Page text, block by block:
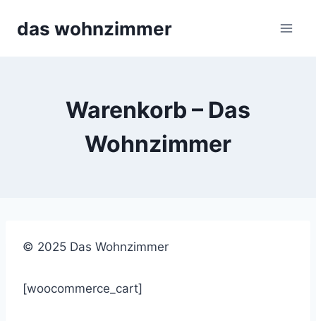
das wohnzimmer
Warenkorb – Das
Wohnzimmer
© 2025 Das Wohnzimmer
[woocommerce_cart]